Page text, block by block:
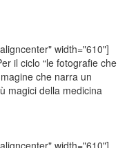
width="610"]
il ciclo “le fotografie che
che narra un
magici della medicina